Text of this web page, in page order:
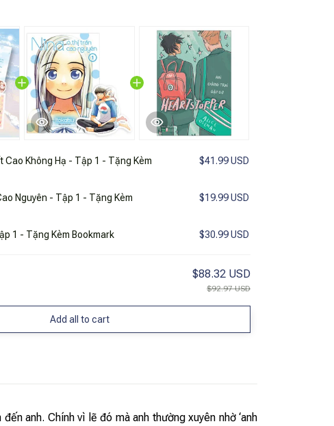
Cao Không Hạ - Tập 1 - Tặng Kèm
$41.99 USD
Nguyên - Tập 1 - Tặng Kèm
$19.99 USD
1 - Tặng Kèm Bookmark $30.99 USD
$88.32 USD
$92.97 USD
Add all to cart
anh. Chính vì lẽ đó mà anh thường xuyên nhờ ‘anh